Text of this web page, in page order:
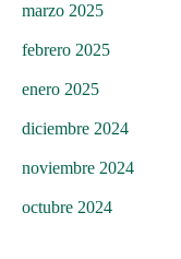
marzo 2025
febrero 2025
enero 2025
diciembre 2024
noviembre 2024
octubre 2024